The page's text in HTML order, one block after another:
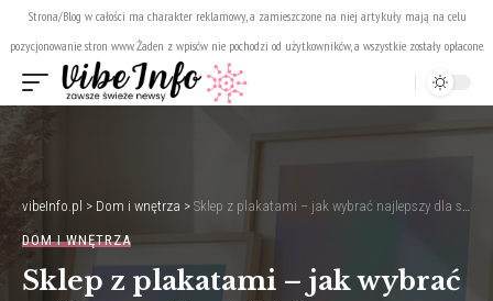
Strona/Blog w całości ma charakter reklamowy, a zamieszczone na niej artykuły mają na celu
pozycjonowanie stron www. Żaden z wpisów nie pochodzi od użytkowników, a wszystkie zostały opłacone.
vibeInfo.pl > Dom i wnętrza > Sklep z plakatami – jak wybrać najlepszy dla siebie?
DOM I WNĘTRZA
Sklep z plakatami – jak wybrać